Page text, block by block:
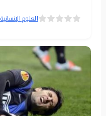
العالمية
العلوم الإنسانية